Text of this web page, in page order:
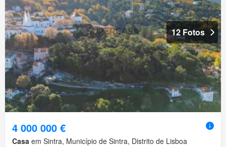
12 Fotos
4 000 000 €
Casa em Sintra, Município de Sintra, Distrito de Lisboa